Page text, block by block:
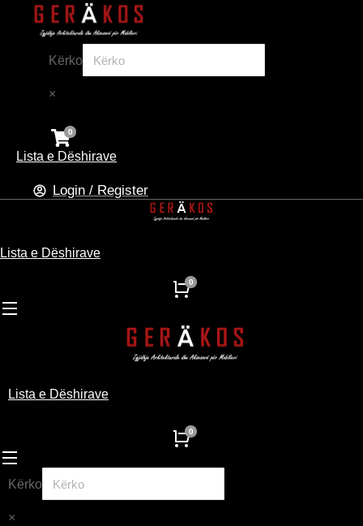
Kërko
×
Lista e Dëshirave
Login / Register
Lista e Dëshirave
Lista e Dëshirave
Kërko
×